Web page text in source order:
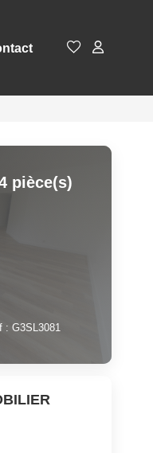
pièce(s)
:G3SL3081